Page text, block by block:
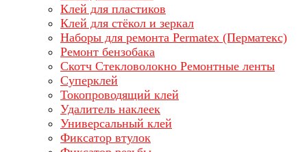
Клей для пластиков
Клей для стёкол и зеркал
Наборы для ремонта Permatex (Перматекс)
Ремонт бензобака
Скотч Стекловолокно Ремонтные ленты
Суперклей
Токопроводящий клей
Удалитель наклеек
Универсальный клей
Фиксатор втулок